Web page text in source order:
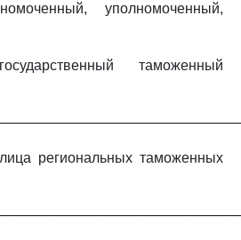
уполномоченный,
таможенный
региональных таможенных